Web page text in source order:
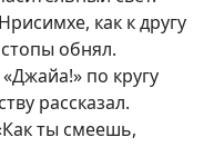
как к другу
обнял.
по кругу
рассказал.
ты смеешь,